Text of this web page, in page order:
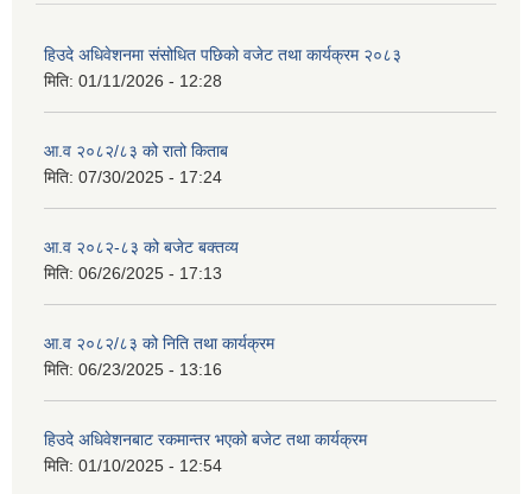
हिउदे अधिवेशनमा संसोधित पछिको वजेट तथा कार्यक्रम २०८३
मिति: 01/11/2026 - 12:28
आ.व २०८२/८३ को रातो किताब
मिति: 07/30/2025 - 17:24
आ.व २०८२-८३ को बजेट बक्तव्य
मिति: 06/26/2025 - 17:13
आ.व २०८२/८३ को निति तथा कार्यक्रम
मिति: 06/23/2025 - 13:16
हिउदे अधिवेशनबाट रकमान्तर भएको बजेट तथा कार्यक्रम
मिति: 01/10/2025 - 12:54